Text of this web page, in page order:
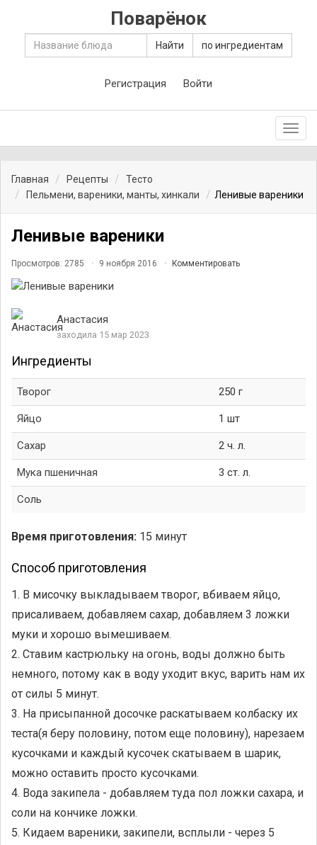
Поварёнок
Найти по ингредиентам
Регистрация Войти
Главная Рецепты
Тесто
Пельмени, вареники, манты, хинкали
Ленивые вареники
Ленивые вареники
Просмотров: 2785 9 ноября 2016 Комментировать
Анастасия
заходила 15 мар 2023
Ингредиенты
Творог 250 г
Яйцо 1 шт
Сахар 2 ч. л.
Мука пшеничная 3 ст. л.
Соль
Время приготовления: 15 минут
Способ приготовления
1. В мисочку выкладываем творог, вбиваем яйцо,
присаливаем, добавляем сахар, добавляем 3 ложки
муки и хорошо вымешиваем.
2. Ставим кастрюльку на огонь, воды должно быть
немного, потому как в воду уходит вкус, варить нам их
от силы 5 минут.
3. На присыпанной досочке раскатываем колбаску их
теста(я беру половину, потом еще половину), нарезаем
кусочками и каждый кусочек скатываем в шарик,
можно оставить просто кусочками.
4. Вода закипела - добавляем туда пол ложки сахара, и
соли на кончике ложки.
5. Кидаем вареники, закипели, всплыли - через 5